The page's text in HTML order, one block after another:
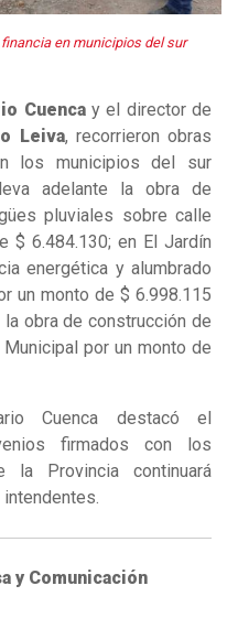
en municipios del sur
Cuencay el director de
Leiva, recorrieron obras
los municipios del sur
adelante la obra de
pluviales sobre calle
$ 6.484.130; en El Jardín
energética y alumbrado
un monto de $ 6.998.115
obra de construcción de
por un monto de
Cuenca destacó el
firmados con los
la Provincia continuará
y Comunicación